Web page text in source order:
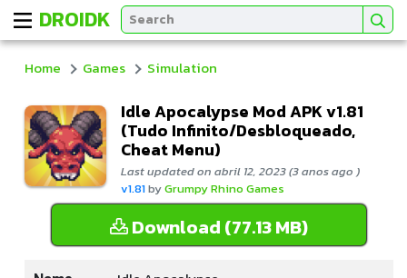
DROIDK
Home Games Simulation
Idle Apocalypse Mod APK v1.81
(Tudo Infinito/Desbloqueado,
Cheat Menu)
Last updated on abril 12, 2023 (3 anos ago )
v1.81byGrumpy Rhino Games
Download (77.13 MB)